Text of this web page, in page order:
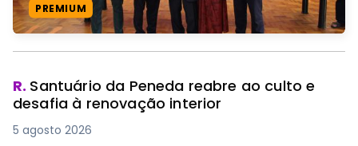
PREMIUM
R. Santuário da Peneda reabre ao culto e
desafia à renovação interior
5 agosto 2026